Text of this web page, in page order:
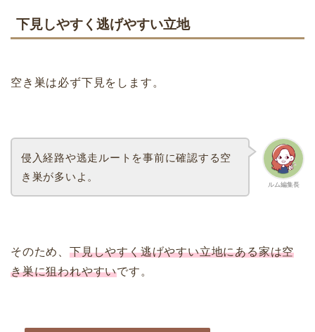
下見しやすく逃げやすい立地
空き巣は必ず下見をします。
ルム編集長
侵入経路や逃走ルートを事前に確認する空
き巣が多いよ。
そのため、 下見しやすく逃げやすい立地にある家は空
き巣に狙われやすいです。